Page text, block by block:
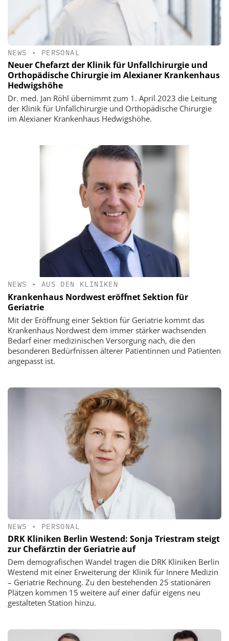
NEWS • PERSONAL
Neuer Chefarzt der Klinik für Unfallchirurgie und
Orthopädische Chirurgie im Alexianer Krankenhaus
Hedwigshöhe
Dr. med. Jan Röhl übernimmt zum 1. April 2023 die Leitung
der Klinik für Unfallchirurgie und Orthopädische Chirurgie
im Alexianer Krankenhaus Hedwigshöhe.
NEWS • AUS DEN KLINIKEN
Krankenhaus Nordwest eröffnet Sektion für
Geriatrie
Mit der Eröffnung einer Sektion für Geriatrie kommt das
Krankenhaus Nordwest dem immer stärker wachsenden
Bedarf einer medizinischen Versorgung nach, die den
besonderen Bedürfnissen älterer Patientinnen und Patienten
angepasst ist.
NEWS • PERSONAL
DRK Kliniken Berlin Westend: Sonja Triestram steigt
zur Chefärztin der Geriatrie auf
Dem demografischen Wandel tragen die DRK Kliniken Berlin
Westend mit einer Erweiterung der Klinik für Innere Medizin
– Geriatrie Rechnung. Zu den bestehenden 25 stationären
Plätzen kommen 15 weitere auf einer dafür eigens neu
gestalteten Station hinzu.